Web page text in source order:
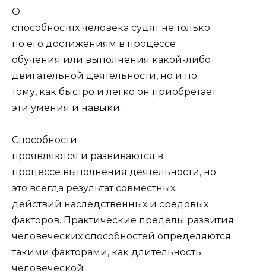
О
способностях человека судят не только
по его достижениям в процессе
обучения или выполнения какой-либо
двигательной деятельности, но и по
тому, как быстро и легко он приобретает
эти умения и навыки.
Способности
проявляются и развиваются в
процессе выполнения деятельности, но
это всегда результат совместных
действий наследственных и средовых
факторов. Практические пределы развития
человеческих способностей определяются
такими факторами, как длительность
человеческой